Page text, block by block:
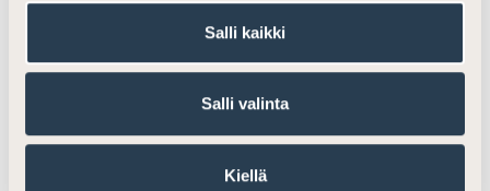
Salli kaikki
Salli valinta
Kiellä
muille kuin pörssiyhtiöille esimerkiksi lähipiirirekisterin
ylläpitämisessä tilanteessa, jossa nykyisin voimassa
oleva sääntely ei ole aiheuttanut ongelmia eikä muutos
siten ole tarpeen ongelmien korjaamiseksi. Lisäksi uusi
samanlainen pörssiyhtiöille ja muille yhtiöille, koska
lähipiiri määriteltäisiin näissä eri tavoin (pörssiyhtiön